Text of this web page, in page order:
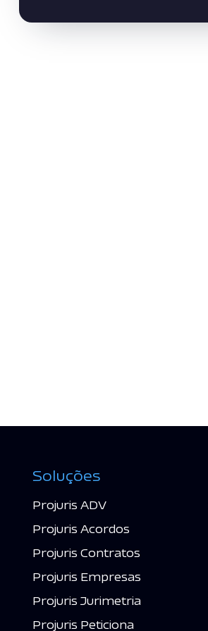
Soluções
Projuris ADV
Projuris Acordos
Projuris Contratos
Projuris Empresas
Projuris Jurimetria
Projuris Peticiona